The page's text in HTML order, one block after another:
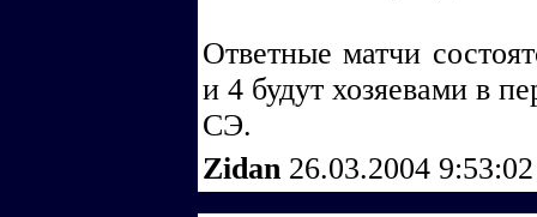
Ответные матчи
и 4 будут хозяевами в
СЭ.
Zidan 26.03.2004